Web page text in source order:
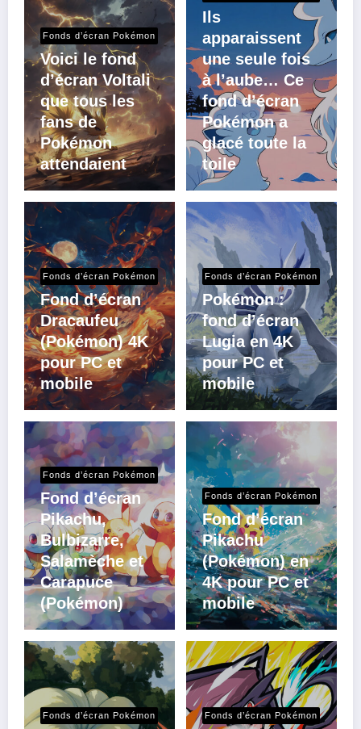
Fonds d’écran Pokémon
Voici le fond
d’écran Voltali
que tous les
fans de
Pokémon
attendaient
Ils
apparaissent
une seule fois
à l’aube… Ce
fond d’écran
Pokémon a
glacé toute la
toile
Fonds d’écran Pokémon
Fond d’écran
Dracaufeu
(Pokémon) 4K
pour PC et
mobile
Fonds d’écran Pokémon
Pokémon :
fond d’écran
Lugia en 4K
pour PC et
mobile
Fonds d’écran Pokémon
Fond d’écran
Pikachu,
Bulbizarre,
Salamèche et
Carapuce
(Pokémon)
Fonds d’écran Pokémon
Fond d’écran
Pikachu
(Pokémon) en
4K pour PC et
mobile
Fonds d’écran Pokémon Fonds d’écran Pokémon